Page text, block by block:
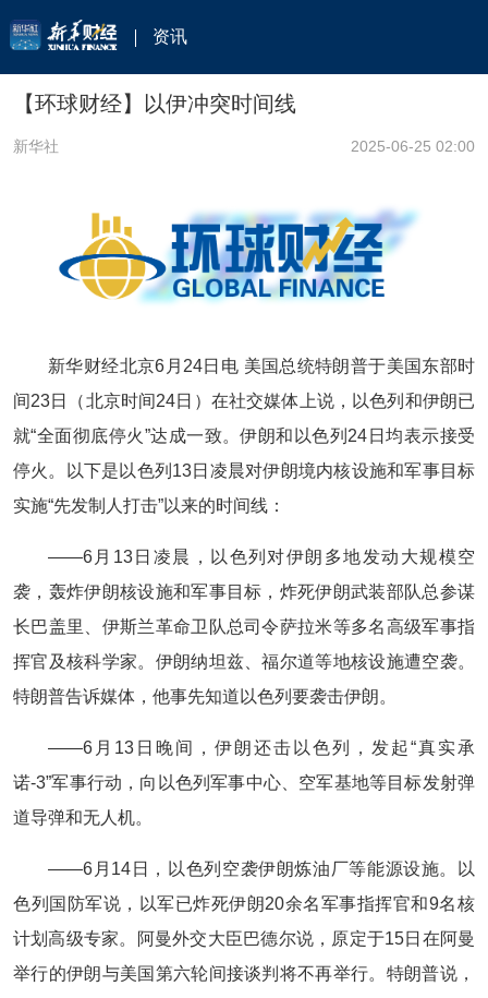
资讯
【环球财经】以伊冲突时间线
新华社 2025-06-25 02:00
新华财经北京6月24日电 美国总统特朗普于美国东部时
间23日（北京时间24日）在社交媒体上说，以色列和伊朗已
就“全面彻底停火”达成一致。伊朗和以色列24日均表示接受
停火。以下是以色列13日凌晨对伊朗境内核设施和军事目标
实施“先发制人打击”以来的时间线：
——6月13日凌晨，以色列对伊朗多地发动大规模空
袭，轰炸伊朗核设施和军事目标，炸死伊朗武装部队总参谋
长巴盖里、伊斯兰革命卫队总司令萨拉米等多名高级军事指
挥官及核科学家。伊朗纳坦兹、福尔道等地核设施遭空袭。
特朗普告诉媒体，他事先知道以色列要袭击伊朗。
——6月13日晚间，伊朗还击以色列，发起“真实承
诺-3”军事行动，向以色列军事中心、空军基地等目标发射弹
道导弹和无人机。
——6月14日，以色列空袭伊朗炼油厂等能源设施。以
色列国防军说，以军已炸死伊朗20余名军事指挥官和9名核
计划高级专家。阿曼外交大臣巴德尔说，原定于15日在阿曼
举行的伊朗与美国第六轮间接谈判将不再举行。特朗普说，